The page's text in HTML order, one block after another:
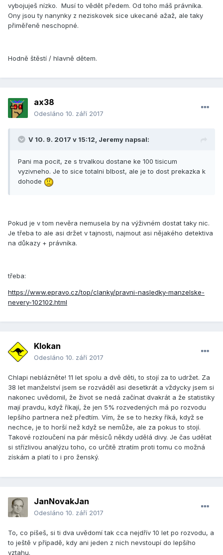
vybojuješ nízko. Musí to vědět předem. Od toho máš právníka.
Ony jsou ty nanynky z neziskovek sice ukecané ažaž, ale taky
přiměřeně neschopné.
Hodně štěstí / hlavně dětem.
ax38
Odesláno 10. září 2017
V 10. 9. 2017 v 15:12, Jeremy napsal:
Pani ma pocit, ze s trvalkou dostane ke 100 tisicum
vyzivneho. Je to sice totalni blbost, ale je to dost prekazka k
dohode
Pokud je v tom nevěra nemusela by na výživném dostat taky nic.
Je třeba to ale asi držet v tajnosti, najmout asi nějakého detektiva
na důkazy + právníka.
třeba:
https://www.epravo.cz/top/clanky/pravni-nasledky-manzelske-
nevery-102102.html
Klokan
Odesláno 10. září 2017
Chlapi neblázněte! 11 let spolu a dvě děti, to stojí za to udržet. Za
38 let manželství jsem se rozváděl asi desetkrát a vždycky jsem si
nakonec uvědomil, že život se nedá začínat dvakrát a že statistiky
mají pravdu, když říkají, že jen 5% rozvedených má po rozvodu
lepšího partnera než předtím. Vím, že se to hezky říká, když se
nechce, je to horší než když se nemůže, ale za pokus to stojí.
Takové rozloučení na pár měsíců někdy udělá divy. Je čas udělat
si střízlivou analýzu toho, co určitě ztratím proti tomu co možná
získám a platí to i pro ženský.
JanNovakJan
Odesláno 10. září 2017
To, co píšeš, si ti dva uvědomí tak cca nejdřív 10 let po rozvodu, a
to ještě v případě, kdy ani jeden z nich nevstoupí do lepšího
vztahu.